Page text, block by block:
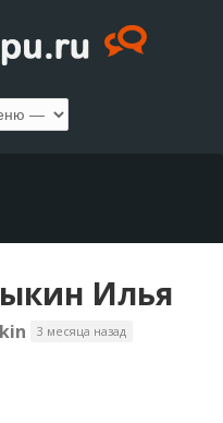
Илья
3 месяца назад